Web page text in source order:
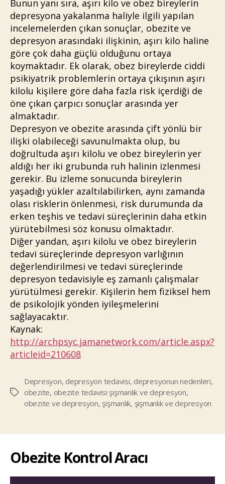
Bunun yanı sıra, aşırı kilo ve obez bireylerin
depresyona yakalanma haliyle ilgili yapılan
incelemelerden çıkan sonuçlar, obezite ve
depresyon arasındaki ilişkinin, aşırı kilo haline
göre çok daha güçlü olduğunu ortaya
koymaktadır. Ek olarak, obez bireylerde ciddi
psikiyatrik problemlerin ortaya çıkışının aşırı
kilolu kişilere göre daha fazla risk içerdiği de
öne çıkan çarpıcı sonuçlar arasında yer
almaktadır.
Depresyon ve obezite arasında çift yönlü bir
ilişki olabileceği savunulmakta olup, bu
doğrultuda aşırı kilolu ve obez bireylerin yer
aldığı her iki grubunda ruh halinin izlenmesi
gerekir. Bu izleme sonucunda bireylerin
yaşadığı yükler azaltılabilirken, aynı zamanda
olası risklerin önlenmesi, risk durumunda da
erken teşhis ve tedavi süreçlerinin daha etkin
yürütebilmesi söz konusu olmaktadır.
Diğer yandan, aşırı kilolu ve obez bireylerin
tedavi süreçlerinde depresyon varlığının
değerlendirilmesi ve tedavi süreçlerinde
depresyon tedavisiyle eş zamanlı çalışmalar
yürütülmesi gerekir. Kişilerin hem fiziksel hem
de psikolojik yönden iyileşmelerini
sağlayacaktır.
Kaynak:
http://archpsyc.jamanetwork.com/article.aspx?
articleid=210608
Etiketler
Depresyon, depresyon tedavisi, depresyonun nedenleri,
obezite, obezite tedavisi şişmanlık ve depresyon,
obezite ve depresyon, şişmanlık, şişmanlık ve depresyon
Obezite Kontrol Aracı